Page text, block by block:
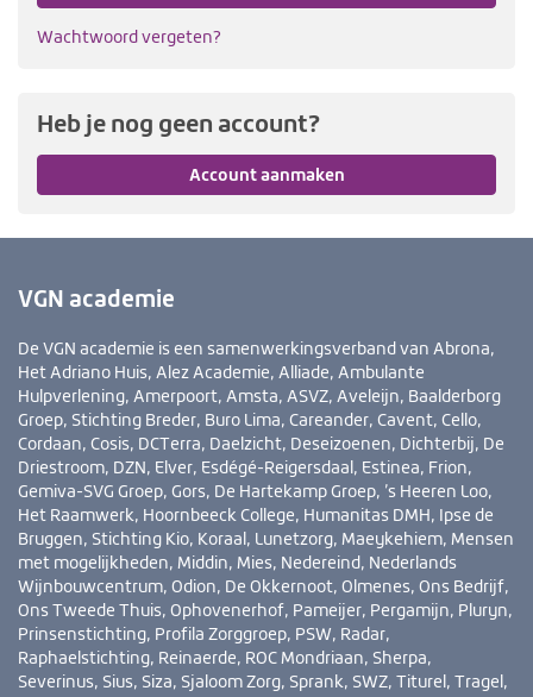
Wachtwoord vergeten?
Heb je nog geen account?
Account aanmaken
VGN academie
De VGN academie is een samenwerkingsverband van Abrona,
Het Adriano Huis, Alez Academie, Alliade, Ambulante
Hulpverlening, Amerpoort, Amsta, ASVZ, Aveleijn, Baalderborg
Groep, Stichting Breder, Buro Lima, Careander, Cavent, Cello,
Cordaan, Cosis, DCTerra, Daelzicht, Deseizoenen, Dichterbij, De
Driestroom, DZN, Elver, Esdégé-Reigersdaal, Estinea, Frion,
Gemiva-SVG Groep, Gors, De Hartekamp Groep, ’s Heeren Loo,
Het Raamwerk, Hoornbeeck College, Humanitas DMH, Ipse de
Bruggen, Stichting Kio, Koraal, Lunetzorg, Maeykehiem, Mensen
met mogelijkheden, Middin, Mies, Nedereind, Nederlands
Wijnbouwcentrum, Odion, De Okkernoot, Olmenes, Ons Bedrijf,
Ons Tweede Thuis, Ophovenerhof, Pameijer, Pergamijn, Pluryn,
Prinsenstichting, Profila Zorggroep, PSW, Radar,
Raphaelstichting, Reinaerde, ROC Mondriaan, Sherpa,
Severinus, Sius, Siza, Sjaloom Zorg, Sprank, SWZ, Titurel, Tragel,